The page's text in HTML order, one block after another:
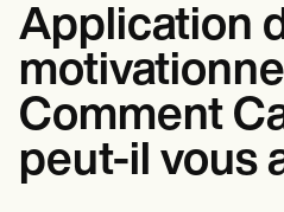
Application
Comment
peut-il vous